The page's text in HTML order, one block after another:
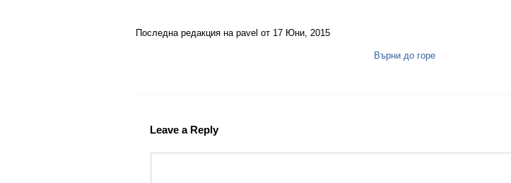
Последна редакция на pavel от 17 Юни, 2015
Върни до горе
Leave a Reply